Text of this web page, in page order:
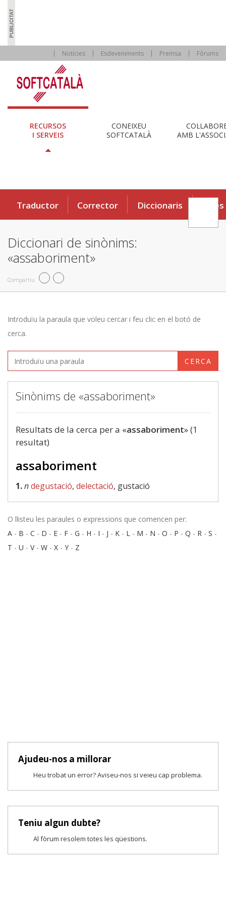
Notícies Esdeveniments Premsa Fòrums
RECURSOS
I SERVEIS
CONEIXEU
SOFTCATALÀ
AMB
Traductor Corrector Diccionaris Eines
Diccionari de sinònims:
«assaboriment»
Compartiu
Introduïu la paraula que voleu cercar i feu clic en el botó de
cerca.
CERCA
Sinònims de «assaboriment»
Resultats de la cerca per a «assaboriment» (1
resultat)
assaboriment
1.ndegustació, delectació, gustació
O llisteu les paraules o expressions que comencen per:
A - B - C - D - E - F - G - H - I - J - K - L - M - N - O - P - Q - R - S -
T - U - V- W - X - Y - Z
Ajudeu-nos a millorar
Heu trobat un error? Aviseu-nos si veieu cap problema.
Teniu algun dubte?
Al fòrum resolem totes les qüestions.